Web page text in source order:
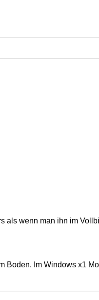
als wenn man ihn im
Im Windows x1